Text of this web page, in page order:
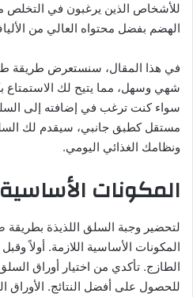
للأشخاص الذين يرغبون في
الهضم بفضل محتواه العالي من
في هذا المقال، سنستعرض طريقة
شهي وسهل، مما يتيح لك الاستمتاع
سواء كنت ترغب في إضافته إلى
مستقل كطبق جانبي، سيقدم لك
ونظامك الغذائي اليومي.
المكونات
لتحضير وجبة السلق اللذيذة
المكونات الأساسية اللازمة. أولاً
الطازج. تأكدي من اختيار أوراق
للحصول على أفضل النتائج. الأوراق